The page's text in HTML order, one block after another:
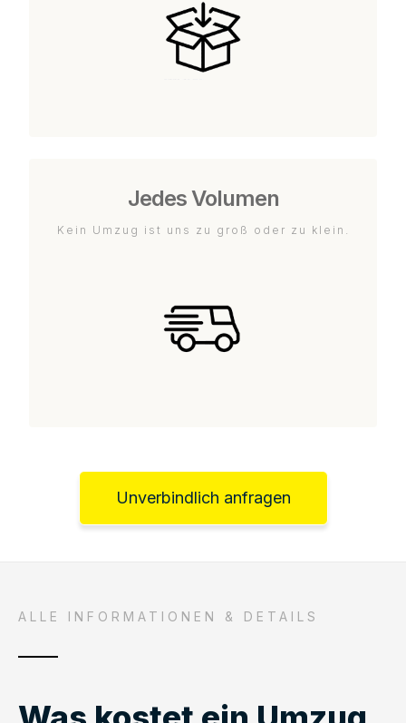
Jedes Volumen
Kein Umzug ist uns zu groß oder zu klein.
Unverbindlich anfragen
ALLE INFORMATIONEN & DETAILS